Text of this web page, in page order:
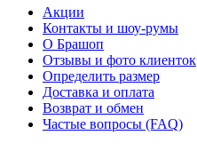
Акции
Контакты и шоу-румы
О Брашоп
Отзывы и фото клиенток
Определить размер
Доставка и оплата
Возврат и обмен
Частые вопросы (FAQ)